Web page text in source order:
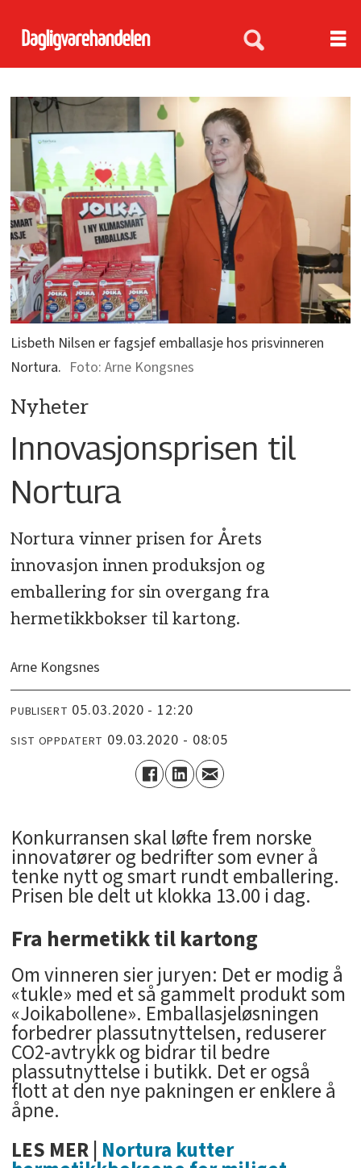
Lisbeth Nilsen er fagsjef emballasje hos prisvinneren
Nortura.
Arne Kongsnes
Nyheter
Innovasjonsprisen til
Nortura
Nortura vinner prisen for Årets
innovasjon innen produksjon og
emballering for sin overgang fra
hermetikkbokser til kartong.
Arne Kongsnes
PUBLISERT 05.03.2020 - 12:20
SIST OPPDATERT 09.03.2020 - 08:05
Konkurransen skal løfte frem norske
innovatører og bedrifter som evner å
tenke nytt og smart rundt emballering.
Prisen ble delt ut klokka 13.00 i dag.
Fra hermetikk til kartong
Om vinneren sier juryen: Det er modig å
«tukle» med et så gammelt produkt som
«Joikabollene». Emballasjeløsningen
forbedrer plassutnyttelsen, reduserer
CO2-avtrykk og bidrar til bedre
plassutnyttelse i butikk. Det er også
flott at den nye pakningen er enklere å
åpne.
LES MER | Nortura kutter